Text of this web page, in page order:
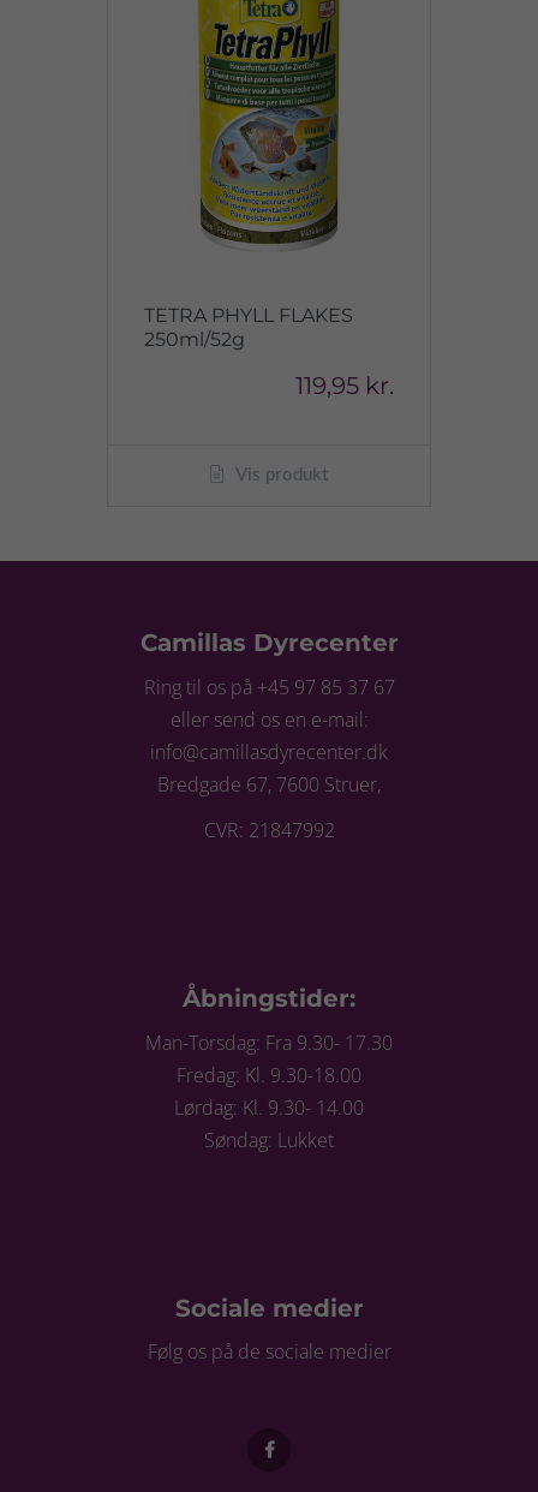
TETRA PHYLL FLAKES
250ml/52g
119,95 kr.
Vis produkt
Camillas Dyrecenter
Ring til os på +45 97 85 37 67
eller send os en e-mail:
info@camillasdyrecenter.dk
Bredgade 67, 7600 Struer,
CVR: 21847992
Åbningstider:
Man-Torsdag: Fra 9.30- 17.30
Fredag: Kl. 9.30-18.00
Lørdag: Kl. 9.30- 14.00
Søndag: Lukket
Sociale medier
Følg os på de sociale medier